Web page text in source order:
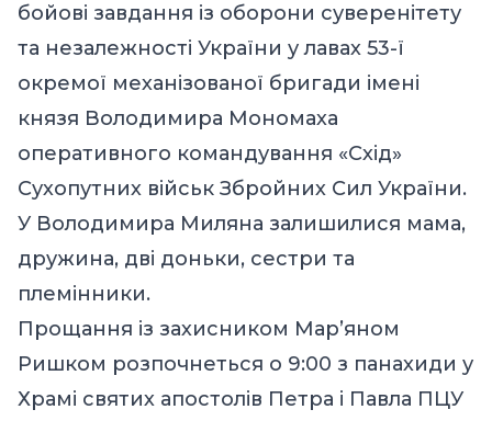
бойові завдання із оборони суверенітету
та незалежності України у лавах 53-ї
окремої механізованої бригади імені
князя Володимира Мономаха
оперативного командування «Схід»
Сухопутних військ Збройних Сил України.
У Володимира Миляна залишилися мама,
дружина, дві доньки, сестри та
племінники.
Прощання із захисником Мар’яном
Ришком розпочнеться о 9:00 з панахиди у
Храмі святих апостолів Петра і Павла ПЦУ